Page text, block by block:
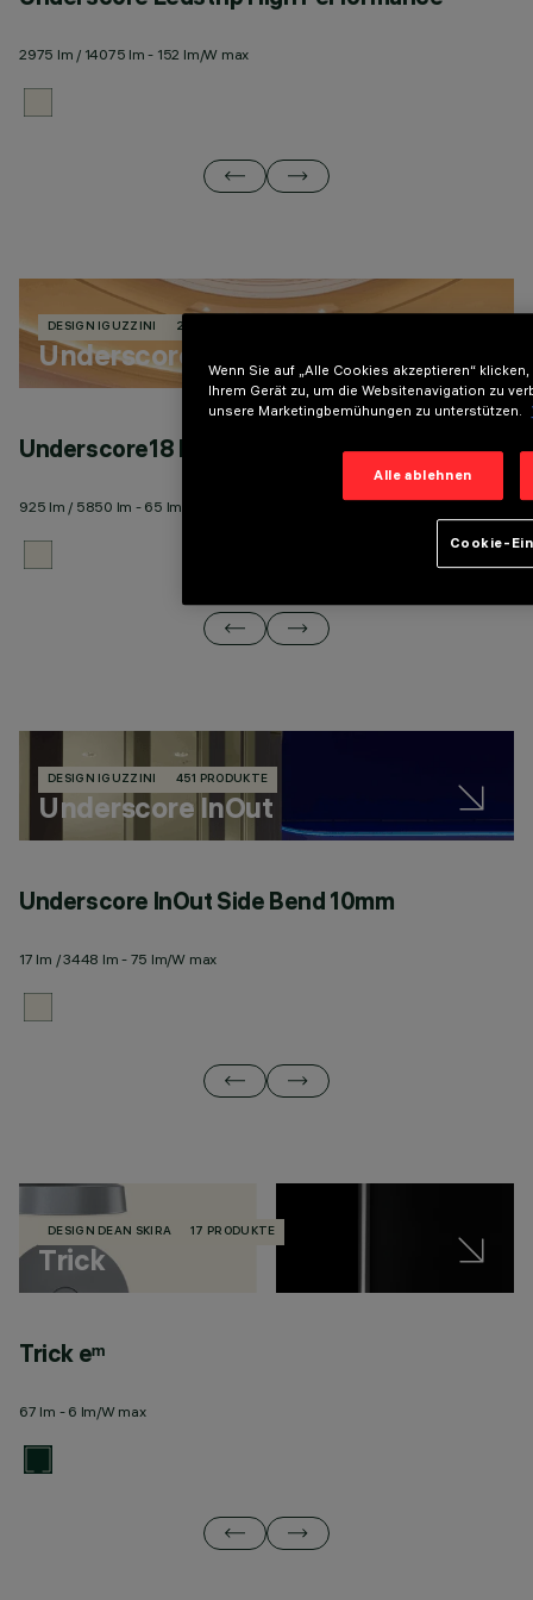
2975 lm / 14075 lm - 152 lm/W max
DESIGN IGUZZINI 246 PRODUKTE
Underscore
Underscore18 Minimal Einbauprofil
925 lm / 5850 lm - 65 lm/W max
DESIGN IGUZZINI 451 PRODUKTE
Underscore InOut
Underscore InOut Side Bend 10mm
17 lm / 3448 lm - 75 lm/W max
DESIGN DEAN SKIRA 17 PRODUKTE
Trick
Trick eᵐ
67 lm - 6 lm/W max
Wenn Sie auf „Alle Cookies akzeptieren“
Ihrem Gerät zu, um die Websitenavigation zu
unsere Marketingbemühungen zu unterstützen.
Alle ablehnen
Cookie-